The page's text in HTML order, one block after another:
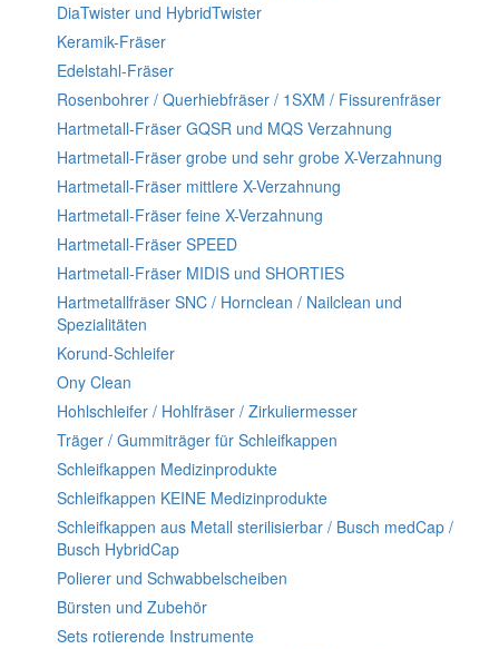
DiaTwister und HybridTwister
Keramik-Fräser
Edelstahl-Fräser
Rosenbohrer / Querhiebfräser / 1SXM / Fissurenfräser
Hartmetall-Fräser GQSR und MQS Verzahnung
Hartmetall-Fräser grobe und sehr grobe X-Verzahnung
Hartmetall-Fräser mittlere X-Verzahnung
Hartmetall-Fräser feine X-Verzahnung
Hartmetall-Fräser SPEED
Hartmetall-Fräser MIDIS und SHORTIES
Hartmetallfräser SNC / Hornclean / Nailclean und
Spezialitäten
Korund-Schleifer
Ony Clean
Hohlschleifer / Hohlfräser / Zirkuliermesser
Träger / Gummiträger für Schleifkappen
Schleifkappen Medizinprodukte
Schleifkappen KEINE Medizinprodukte
Schleifkappen aus Metall sterilisierbar / Busch medCap /
Busch HybridCap
Polierer und Schwabbelscheiben
Bürsten und Zubehör
Sets rotierende Instrumente